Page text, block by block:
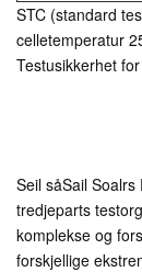
STC (standard
celletemperatur
Testusikkerhet
Seil såSail Soalrs
tredjeparts
komplekse og
forskjellige